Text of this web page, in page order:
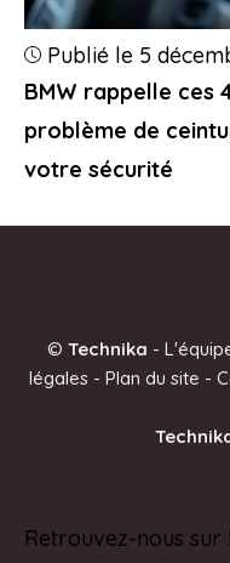
BMW rappelle ces
problème de
votre sécurité
Publié le 5
© Technika -
légales- Plan du site -
Retrouvez-nous sur